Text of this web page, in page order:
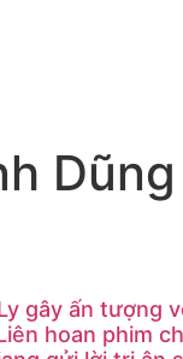
Dũng
gây ấn tượng
hoan phim